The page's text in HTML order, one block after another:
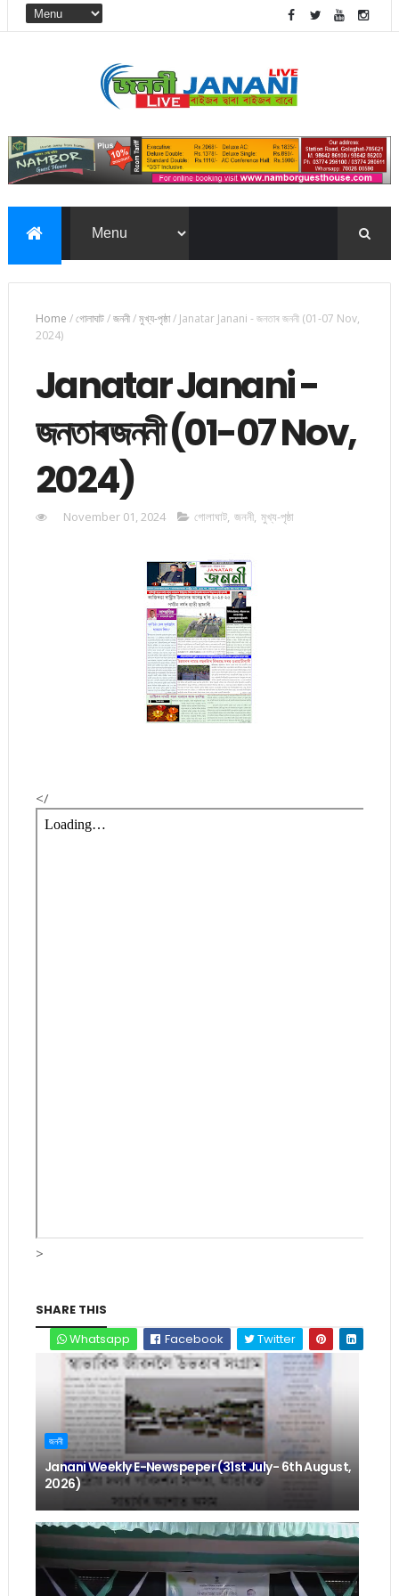
Home /গোলাঘাট/জননী/মুখ্য-পৃষ্ঠা/ Janatar Janani - জনতাৰ জননী (01-07 Nov,
2024)
Janatar Janani -
জনতাৰ জননী (01-07 Nov,
2024)
November 01, 2024 গোলাঘাট, জননী, মুখ্য-পৃষ্ঠা
</
>
SHARE THIS
Whatsapp
Facebook Twitter
জননী
Janani Weekly E-Newspeper (31st July- 6th August,
2026)